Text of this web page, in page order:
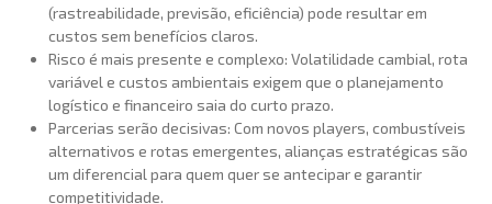
(rastreabilidade, previsão, eficiência) pode resultar em
custos sem benefícios claros.
Risco é mais presente e complexo: Volatilidade cambial, rota
variável e custos ambientais exigem que o planejamento
logístico e financeiro saia do curto prazo.
Parcerias serão decisivas: Com novos players, combustíveis
alternativos e rotas emergentes, alianças estratégicas são
um diferencial para quem quer se antecipar e garantir
competitividade.